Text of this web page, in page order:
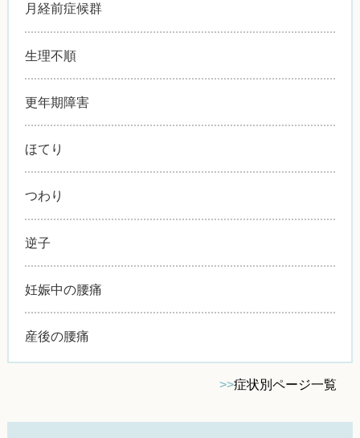
月経前症候群
生理不順
更年期障害
ほてり
つわり
逆子
妊娠中の腰痛
産後の腰痛
>>症状別ページ一覧